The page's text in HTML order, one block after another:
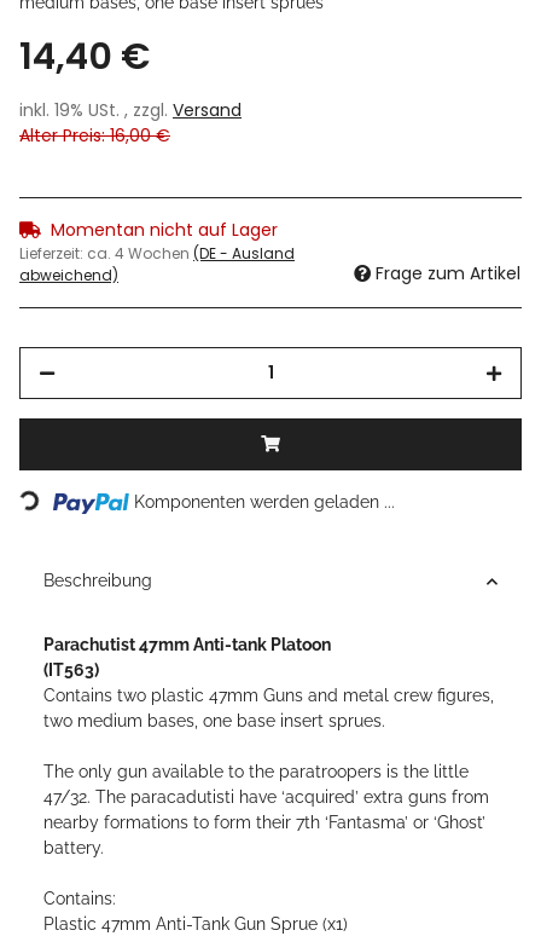
14,40 €
inkl. 19% USt. , zzgl. Versand
Alter Preis: 16,00 €
Momentan nicht auf Lager
Lieferzeit: ca. 4 Wochen (DE - Ausland
abweichend)
Frage zum Artikel
Loading... Komponenten werden geladen ...
Beschreibung
Parachutist 47mm Anti-tank Platoon
(IT563)
Contains two plastic 47mm Guns and metal crew figures,
two medium bases, one base insert sprues.
The only gun available to the paratroopers is the little
47/32. The paracadutisti have ‘acquired’ extra guns from
nearby formations to form their 7th ‘Fantasma’ or ‘Ghost’
battery.
Contains:
Plastic 47mm Anti-Tank Gun Sprue (x1)